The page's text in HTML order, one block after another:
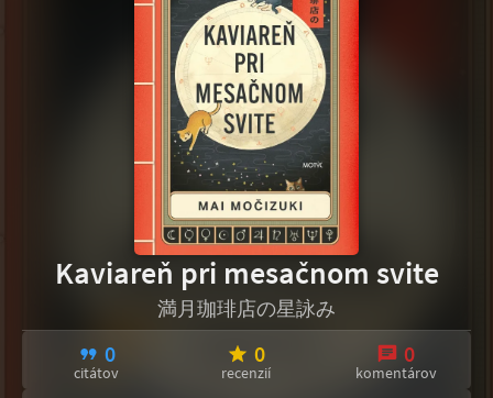
Kaviareň pri mesačnom svite
満月珈琲店の星詠み
0
citátov
0
recenzií
0
komentárov